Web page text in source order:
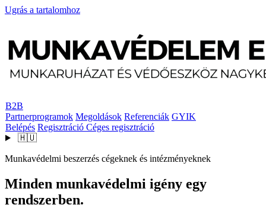
Ugrás a tartalomhoz
B2B
Partnerprogramok Megoldások Referenciák GYIK
Belépés Regisztráció Céges regisztráció
🇭🇺
Munkavédelmi beszerzés cégeknek és intézményeknek
Minden munkavédelmi igény egy
rendszerben.